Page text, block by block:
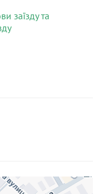
заїзду та